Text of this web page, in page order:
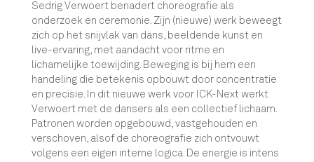
Sedrig Verwoert benadert choreografie als
onderzoek en ceremonie. Zijn (nieuwe) werk beweegt
zich op het snijvlak van dans, beeldende kunst en
live-ervaring, met aandacht voor ritme en
lichamelijke toewijding. Beweging is bij hem een
handeling die betekenis opbouwt door concentratie
en precisie. In dit nieuwe werk voor ICK-Next werkt
Verwoert met de dansers als een collectief lichaam.
Patronen worden opgebouwd, vastgehouden en
verschoven, alsof de choreografie zich ontvouwt
volgens een eigen interne logica. De energie is intens